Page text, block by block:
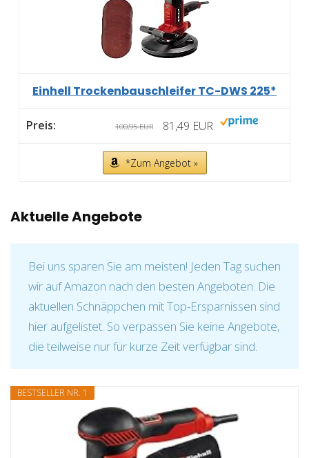
Einhell Trockenbauschleifer TC-DWS 225*
100,95 EUR 81,49 EUR
*Zum Angebot »
Aktuelle Angebote
Bei uns sparen Sie am meisten! Jeden Tag suchen
wir auf Amazon nach den besten Angeboten. Die
aktuellen Schnäppchen mit Top-Ersparnissen sind
hier aufgelistet. So verpassen Sie keine Angebote,
die teilweise nur für kurze Zeit verfügbar sind.
BESTSELLER NR. 1